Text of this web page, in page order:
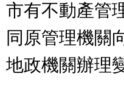
市有不動產管
同原管理機關
地政機關辦理